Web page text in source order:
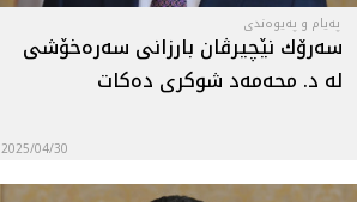
پەیام و پەیوەندی
سەرۆك نێچيرڤان بارزانى سه‌ره‌خۆشى
له‌ د. محه‌مه‌د شوکری ده‌كات
2025/04/30